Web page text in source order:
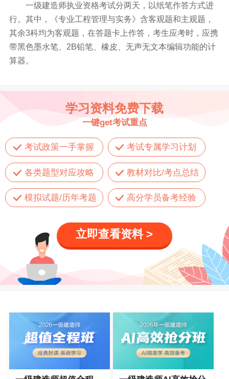
一级建造师执业资格考试分两天，以纸笔作答方式进
行。其中，《专业工程管理与实务》含客观题和主观题，
其余3科均为客观题，在答题卡上作答，考生应考时，应携
带黑色墨水笔、2B铅笔、橡皮、无声无文本编辑功能的计
算器。
学习资料免费下载
一键get考试重点
考试政策一手掌握 考试专属学习计划
各类题型对应攻略 教材对比/考点总结
模拟试题/历年考题 高分学员备考经验
立即查看资料 >